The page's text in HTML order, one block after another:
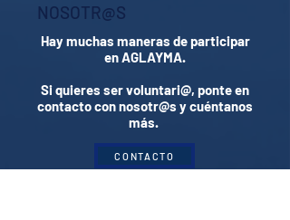
NOSOTR@S
Hay muchas maneras de participar
en AGLAYMA.
Si quieres ser voluntari@, ponte en
contacto con nosotr@s y cuéntanos
más.
CONTACTO